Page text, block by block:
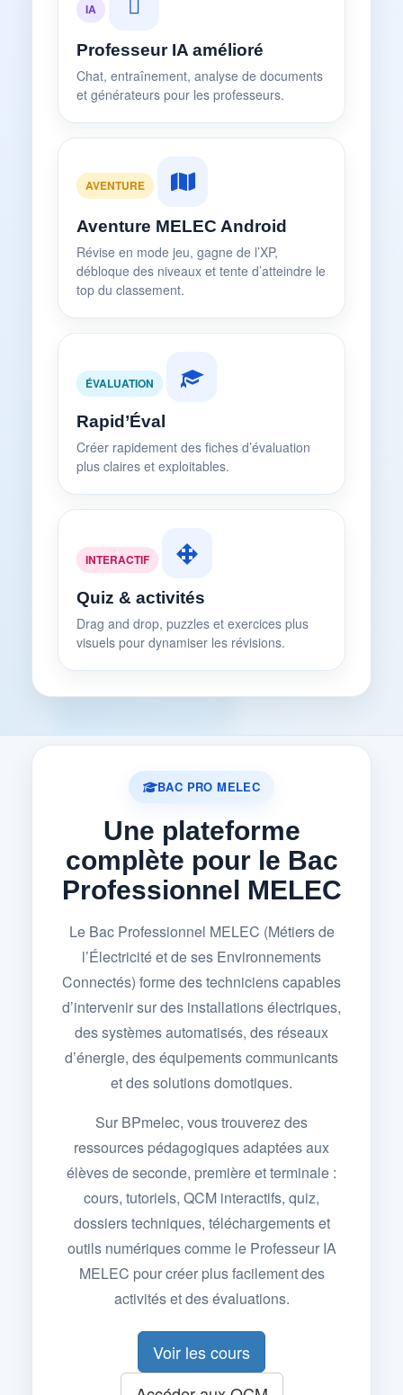
IA
Professeur IA amélioré
Chat, entraînement, analyse de documents
et générateurs pour les professeurs.
AVENTURE
Aventure MELEC Android
Révise en mode jeu, gagne de l’XP,
débloque des niveaux et tente d’atteindre le
top du classement.
ÉVALUATION
Rapid’Éval
Créer rapidement des fiches d’évaluation
plus claires et exploitables.
INTERACTIF
Quiz & activités
Drag and drop, puzzles et exercices plus
visuels pour dynamiser les révisions.
BAC PRO MELEC
Une plateforme
complète pour le Bac
Professionnel MELEC
Le Bac Professionnel MELEC (Métiers de
l’Électricité et de ses Environnements
Connectés) forme des techniciens capables
d’intervenir sur des installations électriques,
des systèmes automatisés, des réseaux
d’énergie, des équipements communicants
et des solutions domotiques.
Sur BPmelec, vous trouverez des
ressources pédagogiques adaptées aux
élèves de seconde, première et terminale :
cours, tutoriels, QCM interactifs, quiz,
dossiers techniques, téléchargements et
outils numériques comme le Professeur IA
MELEC pour créer plus facilement des
activités et des évaluations.
Voir les cours